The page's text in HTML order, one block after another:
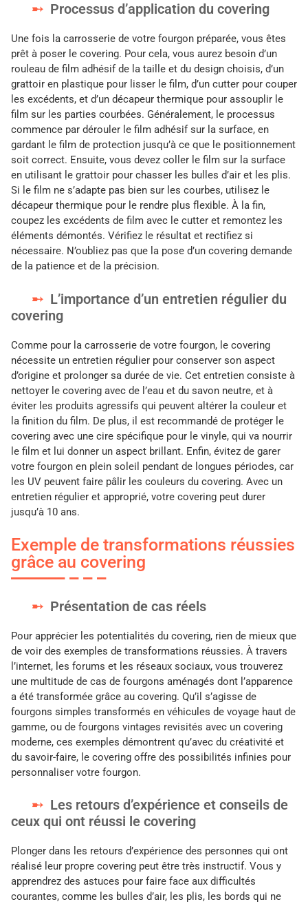
Processus d’application du covering
Une fois la carrosserie de votre fourgon préparée, vous êtes
prêt à poser le covering. Pour cela, vous aurez besoin d’un
rouleau de film adhésif de la taille et du design choisis, d’un
grattoir en plastique pour lisser le film, d’un cutter pour couper
les excédents, et d’un décapeur thermique pour assouplir le
film sur les parties courbées. Généralement, le processus
commence par dérouler le film adhésif sur la surface, en
gardant le film de protection jusqu’à ce que le positionnement
soit correct. Ensuite, vous devez coller le film sur la surface
en utilisant le grattoir pour chasser les bulles d’air et les plis.
Si le film ne s’adapte pas bien sur les courbes, utilisez le
décapeur thermique pour le rendre plus flexible. À la fin,
coupez les excédents de film avec le cutter et remontez les
éléments démontés. Vérifiez le résultat et rectifiez si
nécessaire. N’oubliez pas que la pose d’un covering demande
de la patience et de la précision.
L’importance d’un entretien régulier du
covering
Comme pour la carrosserie de votre fourgon, le covering
nécessite un entretien régulier pour conserver son aspect
d’origine et prolonger sa durée de vie. Cet entretien consiste à
nettoyer le covering avec de l’eau et du savon neutre, et à
éviter les produits agressifs qui peuvent altérer la couleur et
la finition du film. De plus, il est recommandé de protéger le
covering avec une cire spécifique pour le vinyle, qui va nourrir
le film et lui donner un aspect brillant. Enfin, évitez de garer
votre fourgon en plein soleil pendant de longues périodes, car
les UV peuvent faire pâlir les couleurs du covering. Avec un
entretien régulier et approprié, votre covering peut durer
jusqu’à 10 ans.
Exemple de transformations réussies
grâce au covering
Présentation de cas réels
Pour apprécier les potentialités du covering, rien de mieux que
de voir des exemples de transformations réussies. À travers
l’internet, les forums et les réseaux sociaux, vous trouverez
une multitude de cas de fourgons aménagés dont l’apparence
a été transformée grâce au covering. Qu’il s’agisse de
fourgons simples transformés en véhicules de voyage haut de
gamme, ou de fourgons vintages revisités avec un covering
moderne, ces exemples démontrent qu’avec du créativité et
du savoir-faire, le covering offre des possibilités infinies pour
personnaliser votre fourgon.
Les retours d’expérience et conseils de
ceux qui ont réussi le covering
Plonger dans les retours d’expérience des personnes qui ont
réalisé leur propre covering peut être très instructif. Vous y
apprendrez des astuces pour faire face aux difficultés
courantes, comme les bulles d’air, les plis, les bords qui ne